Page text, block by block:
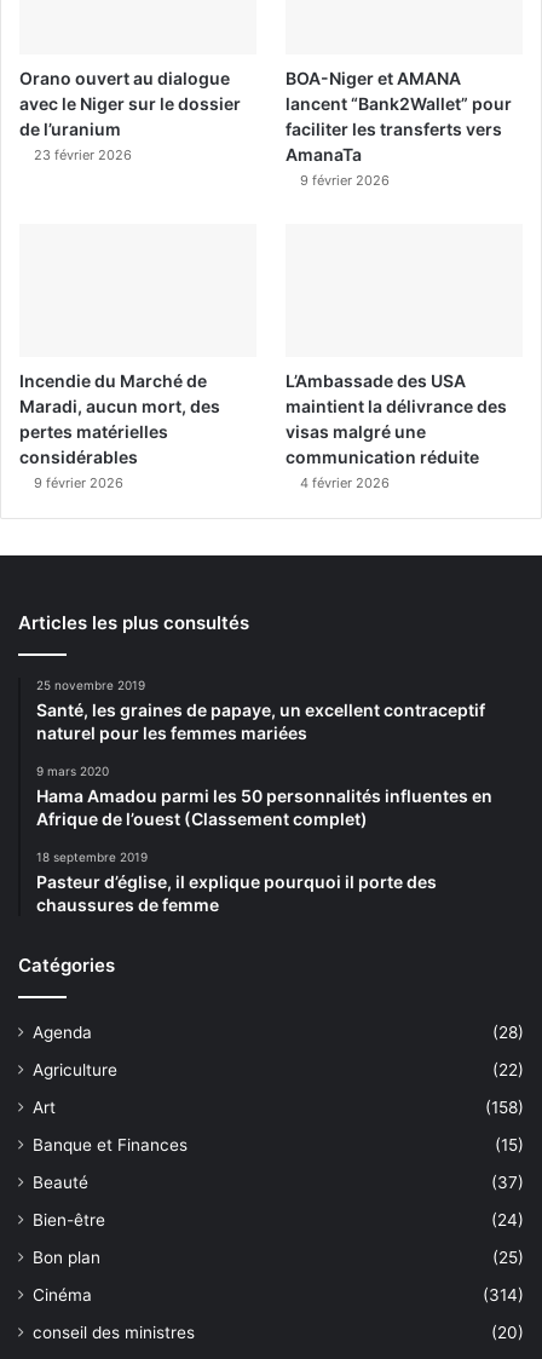
Orano ouvert au dialogue
avec le Niger sur le dossier
de l’uranium
23 février 2026
BOA-Niger et AMANA
lancent “Bank2Wallet” pour
faciliter les transferts vers
AmanaTa
9 février 2026
Incendie du Marché de
Maradi, aucun mort, des
pertes matérielles
considérables
9 février 2026
L’Ambassade des USA
maintient la délivrance des
visas malgré une
communication réduite
4 février 2026
Articles les plus consultés
25 novembre 2019
Santé, les graines de papaye, un excellent contraceptif
naturel pour les femmes mariées
9 mars 2020
Hama Amadou parmi les 50 personnalités influentes en
Afrique de l’ouest (Classement complet)
18 septembre 2019
Pasteur d’église, il explique pourquoi il porte des
chaussures de femme
Catégories
Agenda
(28)
Agriculture
(22)
Art
(158)
Banque et Finances
(15)
Beauté
(37)
Bien-être
(24)
Bon plan
(25)
Cinéma
(314)
conseil des ministres
(20)